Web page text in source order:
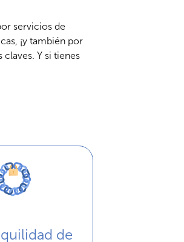
servicios de
¡y también por
Y si tienes
de